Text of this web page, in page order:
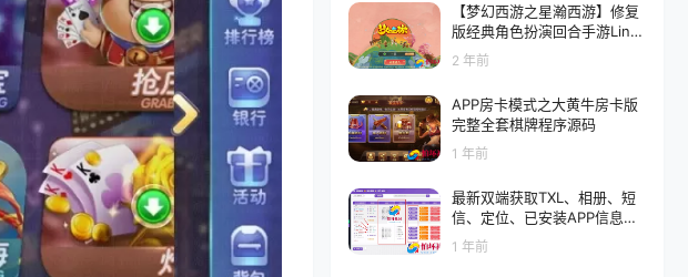
【梦幻西游之星瀚西游】修复
版经典角色扮演回合手游Linu
x手工服务端源码视频架设教
程+全套源码+完善GM后台工
2 年前
APP房卡模式之大黄牛房卡版
完整全套棋牌程序源码
1 年前
最新双端获取TXL、相册、短
信、定位、已安装APP信息系
统程序源码 全开源
1 年前